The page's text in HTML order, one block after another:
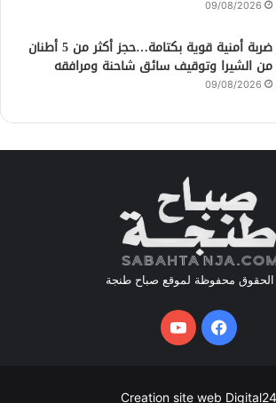
09/08/2026
ضربة أمنية قوية بكتامة…حجز أكثر من 5 أطنان
من الشيرا وتوقيف سائق شاحنة ومرافقه
09/08/2026
محفوظة لموقع صباح طنجة
فيسبوكيوتيوب
Creation site web Digital24